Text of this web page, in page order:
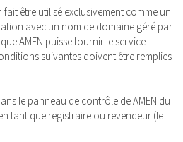
fait être utilisé exclusivement comme un
avec un nom de domaine géré par
AMEN puisse fournir le service
suivantes doivent être remplies
le panneau de contrôle de AMEN du
tant que registraire ou revendeur (le